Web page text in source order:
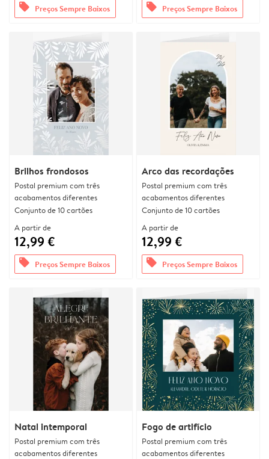
offers Preços Sempre Baixos offers Preços Sempre Baixos
Brilhos frondosos
Postal premium com três
acabamentos diferentes
Conjunto de 10 cartões
A partir de
12,99 €
offers Preços Sempre Baixos
Arco das recordações
Postal premium com três
acabamentos diferentes
Conjunto de 10 cartões
A partir de
12,99 €
offers Preços Sempre Baixos
Natal intemporal
Postal premium com três
acabamentos diferentes
Fogo de artifício
Postal premium com três
acabamentos diferentes